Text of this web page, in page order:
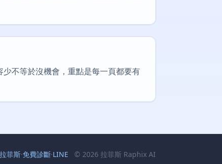
不等於沒機會，重點是每一頁都要有
菲斯·免費診斷·LINE © 2026 拉菲斯 Raphix AI